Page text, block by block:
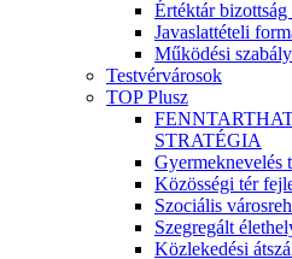
Értéktár bizottság
Javaslattételi
Működési
Testvérvárosok
TOP Plusz
STRATÉGIA
Gyermeknevelés
Közösségi tér
Szociális
Szegregált
Közlekedési